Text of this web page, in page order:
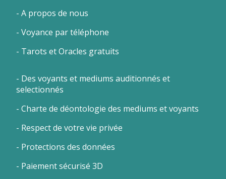
- A propos de nous
-Voyance par téléphone
- Tarots et Oracles gratuits
- Des voyants et mediums auditionnés et
selectionnés
- Charte de déontologie des mediums et voyants
- Respect de votre vie privée
- Protections des données
- Paiement sécurisé 3D